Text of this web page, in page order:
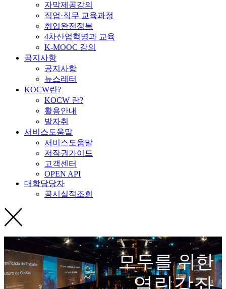
자막제공강의
직업·직무 교육과정
취업완전정복
4차산업혁명과 교육
K-MOOC 강의
공지사항
공지사항
뉴스레터
KOCW란?
KOCW 란?
활용안내
발자취
서비스도움말
서비스도움말
저작권가이드
고객센터
OPEN API
대학담당자
공시실적조회
모두를 위한